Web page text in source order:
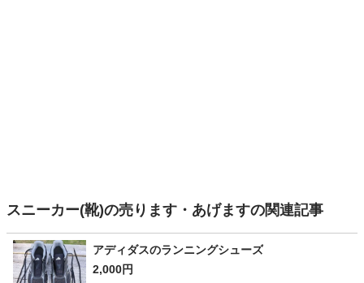
スニーカー(靴)の売ります・あげますの関連記事
アディダスのランニングシューズ
2,000円